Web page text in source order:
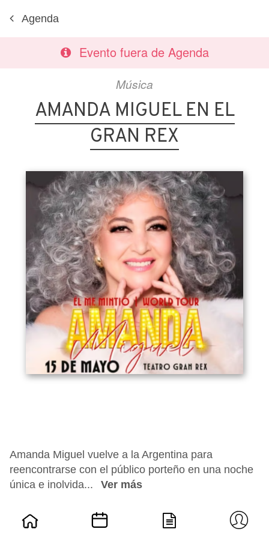
Agenda
Evento fuera de Agenda
Música
AMANDA MIGUEL EN EL
GRAN REX
Amanda Miguel vuelve a la Argentina para
reencontrarse con el público porteño en una noche
única e inolvida...
Ver más